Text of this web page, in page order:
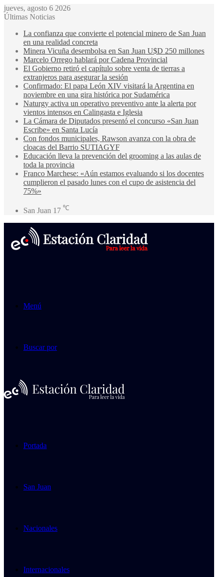
jueves, agosto 6 2026
Últimas Noticias
La confianza que convierte el potencial minero de San Juan
en una realidad concreta
Minera Vicuña desembolsa en San Juan U$D 250 millones
Marcelo Orrego hablará por Cadena Provincial
El Gobierno retiró el capítulo sobre venta de tierras a
extranjeros para asegurar la sesión
Confirmado: El papa León XIV visitará la Argentina en
noviembre en una gira histórica por Sudamérica
Naturgy activa un operativo preventivo ante la alerta por
vientos intensos en Calingasta e Iglesia
La Cámara de Diputados presentó el concurso «San Juan
Escribe» en Santa Lucía
Con fondos municipales, Rawson avanza con la obra de
cloacas del Barrio SUTIAGYF
Educación lleva la prevención del grooming a las aulas de
toda la provincia
Franco Marchese: «Aún estamos evaluando si los docentes
cumplieron el pasado lunes con el cupo de asistencia del
75%»
San Juan 17 ℃
Menú
Buscar por
Portada
San Juan
Nacionales
Internacionales